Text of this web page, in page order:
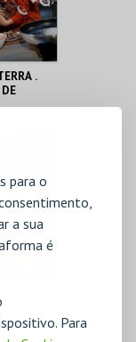
para o
a sua
é
Para
.
KANT